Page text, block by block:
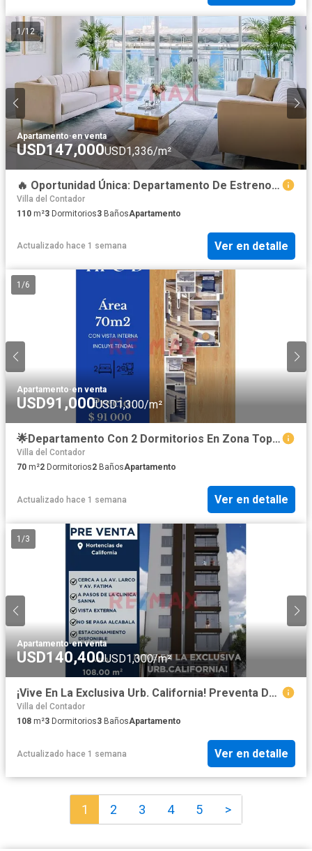
1 /12
Apartamento·en venta
USD147,000USD1,336/m²
🔥 Oportunidad Única: Departamento De Estreno En Tercer Piso, Tu Hogar En Santa Edelmira 🏡
Villa del Contador
110 m²3 Dormitorios3 BañosApartamento
Actualizado hace 1 semana Ver en detalle
1 /6
Apartamento·en venta
USD91,000USD1,300/m²
🌟Departamento Con 2 Dormitorios En Zona Top De Trujillo 🏙️Piso 7
Villa del Contador
70 m²2 Dormitorios2 BañosApartamento
Actualizado hace 1 semana Ver en detalle
1 /3
Apartamento·en venta
USD140,400USD1,300/m²
¡Vive En La Exclusiva Urb. California! Preventa De Amplio Depa Sin Alcabala 🏡✨
Villa del Contador
108 m²3 Dormitorios3 BañosApartamento
Actualizado hace 1 semana Ver en detalle
1 2 3 4 5 >